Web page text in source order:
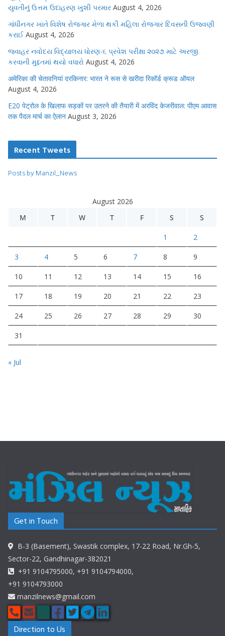
યુવતીનું ઉત્તમ ઉદાહરણ ખુશી પરમાર August 4, 2026
ગાંધીનગર ખાતે વિશેષ રોજગાર મેળા થકી મહિલા રોજગાર દિવસની ઉજવણી
કરાઈ August 4, 2026
જવાહર નવોદય વિદ્યાલય ધોરણ-૬ પ્રવેશ પરીક્ષા ૨૦૨૭ માટે અરજી
કરવાની મુદ્દતમાં થયો વધારો August 4, 2026
अमेरिका की चेतावनियां दरकिनार: भारत ने रूस से खरीदा रिकॉर्ड क्रूड ऑयल
August 4, 2026
E20 पेट्रोल के खिलाफ सड़कों पर उतरने की तैयारी में अरविंद केजरीवाल: पीएम आवास
तक पैदल मार्च का ऐलान August 3, 2026
Recent Tweets
Posts by Manzil_News
August 2026
M
T W T F S S
1 2
3 4 5 6 7 8 9
10 11 12 13 14 15 16
17 18 19 20 21 22 23
24 25 26 27 28 29 30
31
« Jul
Get in Touch
B-3 (Basement), Swastik complex, 17-22 Road, Nr.Gh-5,
Sector-22, Gandhinagar-382021
+91 9104795000, +91 9104794000,
+91 9104793000
manzilnews@gmail.com
Direction to Us